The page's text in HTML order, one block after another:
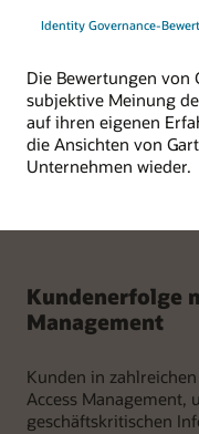
Identity Governance-
Die Bewertungen von
subjektive Meinung
auf ihren eigenen
die Ansichten von
Unternehmen wieder.
Kundenerfolge
Management
Kunden in
Access Management,
geschäftskritischen